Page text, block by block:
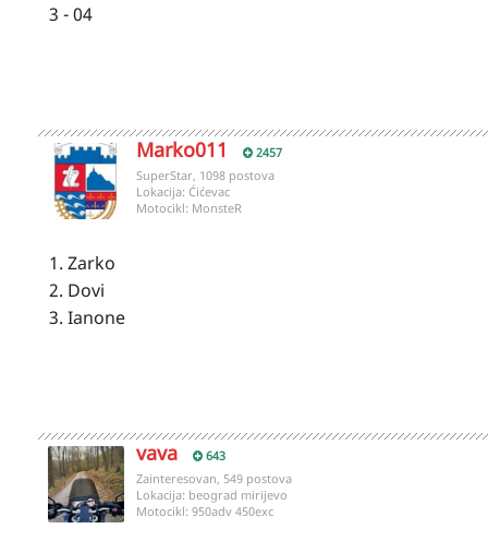
3 - 04
Marko011 2457
SuperStar, 1098 postova
Lokacija: Ćićevac
Motocikl: MonsteR
1. Zarko
2. Dovi
3. Ianone
vava 643
Zainteresovan, 549 postova
Lokacija: beograd mirijevo
Motocikl: 950adv 450exc